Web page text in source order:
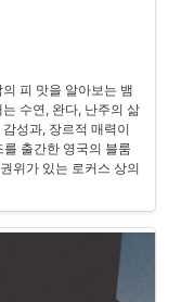
피 맛을 알아보는 뱀
수연, 완다, 난주의 삶
성과, 장르적 매력이
출간한 영국의 블룸
위가 있는 로커스 상의